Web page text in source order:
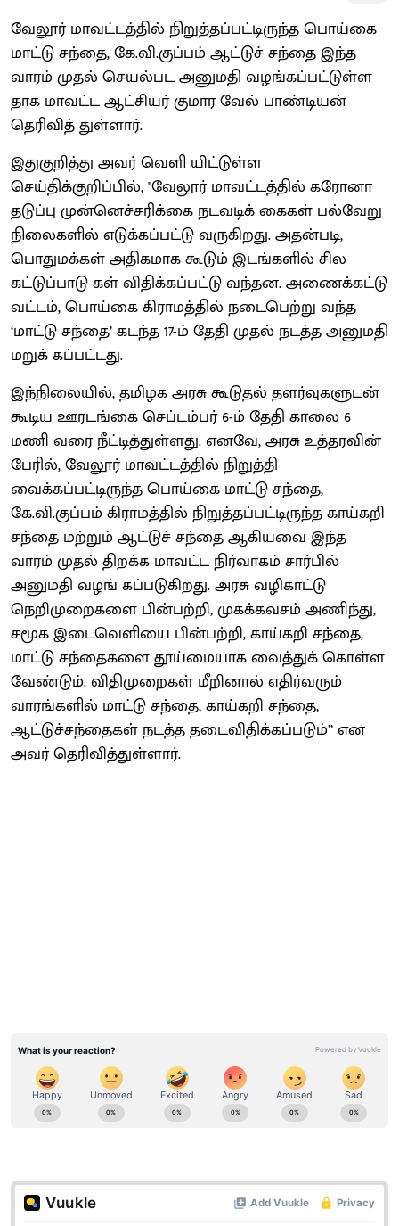
வேலூர் மாவட்டத்தில் நிறுத்தப்பட்டிருந்த பொய்கை
மாட்டு சந்தை, கே.வி.குப்பம் ஆட்டுச் சந்தை இந்த
வாரம் முதல் செயல்பட அனுமதி வழங்கப்பட்டுள்ள
தாக மாவட்ட ஆட்சியர் குமார வேல் பாண்டியன்
தெரிவித் துள்ளார்.
இதுகுறித்து அவர் வெளி யிட்டுள்ள
செய்திக்குறிப்பில், "வேலூர் மாவட்டத்தில் கரோனா
தடுப்பு முன்னெச்சரிக்கை நடவடிக் கைகள் பல்வேறு
நிலைகளில் எடுக்கப்பட்டு வருகிறது. அதன்படி,
பொதுமக்கள் அதிகமாக கூடும் இடங்களில் சில
கட்டுப்பாடு கள் விதிக்கப்பட்டு வந்தன. அணைக்கட்டு
வட்டம், பொய்கை கிராமத்தில் நடைபெற்று வந்த
‘மாட்டு சந்தை’ கடந்த 17-ம் தேதி முதல் நடத்த அனுமதி
மறுக் கப்பட்டது.
இந்நிலையில், தமிழக அரசு கூடுதல் தளர்வுகளுடன்
கூடிய ஊரடங்கை செப்டம்பர் 6-ம் தேதி காலை 6
மணி வரை நீட்டித்துள்ளது. எனவே, அரசு உத்தரவின்
பேரில், வேலூர் மாவட்டத்தில் நிறுத்தி
வைக்கப்பட்டிருந்த பொய்கை மாட்டு சந்தை,
கே.வி.குப்பம் கிராமத்தில் நிறுத்தப்பட்டிருந்த காய்கறி
சந்தை மற்றும் ஆட்டுச் சந்தை ஆகியவை இந்த
வாரம் முதல் திறக்க மாவட்ட நிர்வாகம் சார்பில்
அனுமதி வழங் கப்படுகிறது. அரசு வழிகாட்டு
நெறிமுறைகளை பின்பற்றி, முகக்கவசம் அணிந்து,
சமூக இடைவெளியை பின்பற்றி, காய்கறி சந்தை,
மாட்டு சந்தைகளை தூய்மையாக வைத்துக் கொள்ள
வேண்டும். விதிமுறைகள் மீறினால் எதிர்வரும்
வாரங்களில் மாட்டு சந்தை, காய்கறி சந்தை,
ஆட்டுச்சந்தைகள் நடத்த தடைவிதிக்கப்படும்’’ என
அவர் தெரிவித்துள்ளார்.